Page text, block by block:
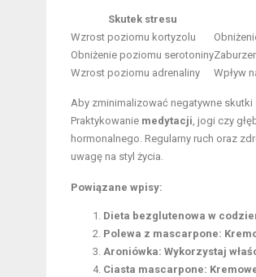
Skutek stresu
Wzrost poziomu kortyzolu
Obniżenie poziomu serotoniny
Wzrost poziomu adrenaliny
Wpływ
Aby zminimalizować negatywne
Praktykowanie medytacji, jogi czy
hormonalnego. Regularny ruch oraz
uwagę na styl życia.
Powiązane wpisy:
Dieta bezglutenowa w
Polewa z mascarpone:
Aroniówka: Wykorzystaj
Ciasta mascarpone: